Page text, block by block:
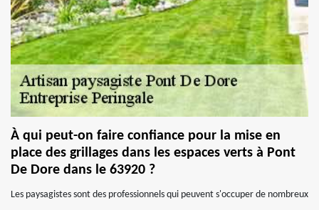
À qui peut-on faire confiance pour la mise en
place des grillages dans les espaces verts à Pont
De Dore dans le 63920 ?
Les paysagistes sont des professionnels qui peuvent s'occuper de nombreux